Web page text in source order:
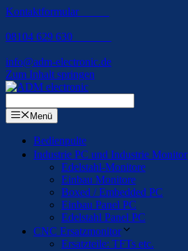
Kontaktformular
08104 629 630
info@adm-electronic.de
Zum Inhalt springen
Menü
Bedienpulte
Industrie PC und Industrie Monitor
Edelstahl-Monitore
Einbau Monitore
Boxed / Embedded PC
Einbau Panel PC
Edelstahl Panel PC
CNC Ersatzmonitor
Ersatzteile: TFTs etc.